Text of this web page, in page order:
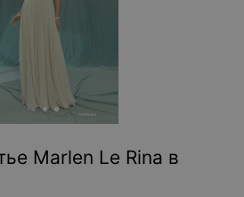
Marlen Le Rina в